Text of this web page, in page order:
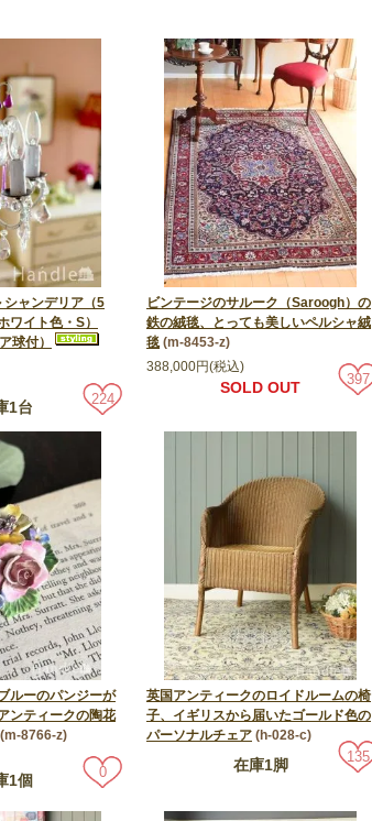
シャンデリア（5
ワイト色・S）
球付）
1台 224
ビンテージのサルーク（Saroogh）の
鉄の絨毯、とっても美しいペルシャ絨
毯 (m-8453-z)
388,000円(税込)
SOLD OUT 397
ルーのパンジーが
ンティークの陶花
(m-8766-z)
1個 0
英国アンティークのロイドルームの椅
子、イギリスから届いたゴールド色の
パーソナルチェア (h-028-c)
在庫1脚 135